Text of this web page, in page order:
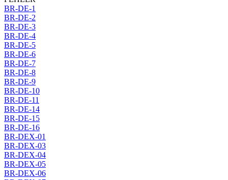
BR-DE-1
BR-DE-2
BR-DE-3
BR-DE-4
BR-DE-5
BR-DE-6
BR-DE-7
BR-DE-8
BR-DE-9
BR-DE-10
BR-DE-11
BR-DE-14
BR-DE-15
BR-DE-16
BR-DEX-01
BR-DEX-03
BR-DEX-04
BR-DEX-05
BR-DEX-06